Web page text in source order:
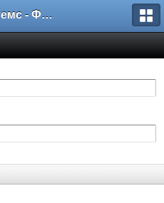
Кейсистемс - Форумы